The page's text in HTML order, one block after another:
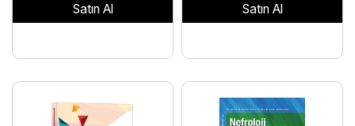
Satın Al Satın Al